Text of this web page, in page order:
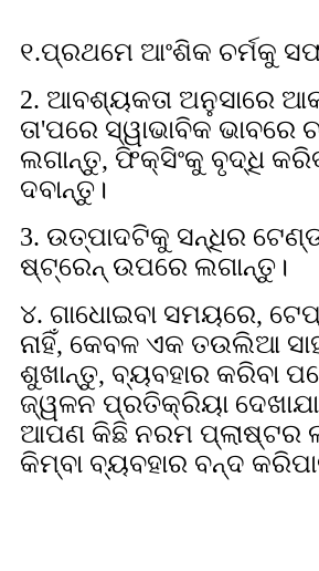
୧.ପ୍ରଥମେ ଆଂଶିକ ଚର୍ମକୁ
2. ଆବଶ୍ୟକତା ଅନୁସାରେ
ତା'ପରେ ସ୍ୱାଭାବିକ ଭାବରେ
ଲଗାନ୍ତୁ, ଫିକ୍ସିଂକୁ ବୃଦ୍ଧି
ଦବାନ୍ତୁ।
3. ଉତ୍ପାଦଟିକୁ ସନ୍ଧିର
ଷ୍ଟ୍ରେନ୍ ଉପରେ ଲଗାନ୍ତୁ।
୪. ଗାଧୋଇବା ସମୟରେ,
ନାହିଁ, କେବଳ ଏକ ତଉଲିଆ
ଶୁଖାନ୍ତୁ, ବ୍ୟବହାର କରିବା
ଜ୍ୱଳନ ପ୍ରତିକ୍ରିୟା
ଆପଣ କିଛି ନରମ ପ୍ଲାଷ୍ଟର
କିମ୍ବା ବ୍ୟବହାର ବନ୍ଦ